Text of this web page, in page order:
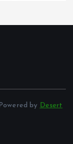
by Desert